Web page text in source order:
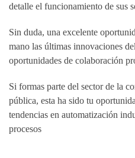
detalle el funcionamiento de sus
Sin duda, una excelente
mano las últimas innovaciones
oportunidades de colaboración
Si formas parte del sector de la
pública, esta ha sido tu
tendencias en automatización
procesos